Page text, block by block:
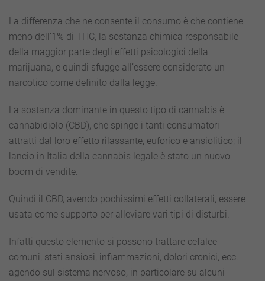
La differenza che ne consente il consumo è che contiene
meno dell’1% di THC, la sostanza chimica responsabile
della maggior parte degli effetti psicologici della
marijuana, e quindi sfugge all’essere considerato un
narcotico come definito dalla legge.
La sostanza dominante in questo tipo di cannabis è
cannabidiolo (CBD), che spinge i tanti consumatori
attratti dal loro effetto rilassante, euforico e ansiolitico; il
lancio in Italia della cannabis legale è stato un nuovo
boom di vendite.
Quindi il CBD, avendo pochissimi effetti collaterali, essere
usata come supporto per alleviare vari tipi di disturbi.
Infatti questo elemento si possono trattare cefalee
comuni, stati ansiosi, infiammazioni, dolori cronici, ecc.
agendo sul sistema nervoso, in particolare su alcuni